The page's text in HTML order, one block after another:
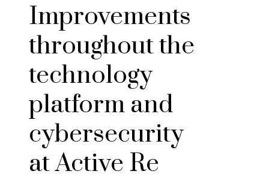
Improvements
throughout the
technology
platform and
cybersecurity
at Active Re